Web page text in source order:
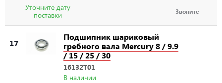
Уточните дату
поставки
Звоните
17
Подшипник шариковый
гребного вала Mercury 8 / 9.9
/ 15 / 25 / 30
16132T01
В наличии